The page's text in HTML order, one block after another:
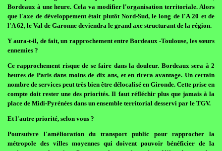
Bordeaux à une heure. Cela va modifier l'organisation territoriale. Alors
que l'axe de développement était plutôt Nord-Sud, le long de l'A 20 et de
l'A 62, le Val de Garonne deviendra le grand axe structurant de la région.
Y aura-t-il, de fait, un rapprochement entre Bordeaux -Toulouse, les sœurs
ennemies ?
Ce rapprochement risque de se faire dans la douleur. Bordeaux sera à 2
heures de Paris dans moins de dix ans, et en tirera avantage. Un certain
nombre de services peut très bien être délocalisé en Gironde. Cette prise en
compte doit rester une des priorités. Il faut réfléchir plus que jamais à la
place de Midi-Pyrénées dans un ensemble territorial desservi par le TGV.
Et l'autre priorité, selon vous ?
Poursuivre l'amélioration du transport public pour rapprocher la
métropole des villes moyennes qui doivent pouvoir bénéficier de la